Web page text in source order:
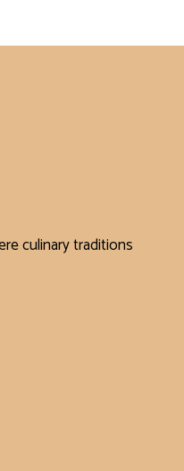
culinary traditions